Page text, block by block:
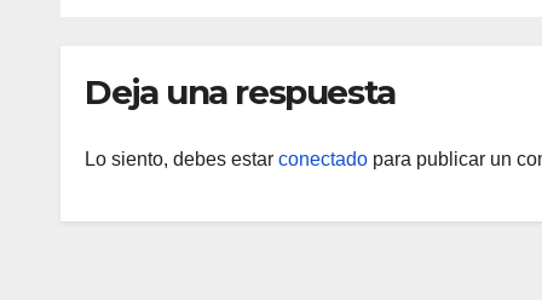
Deja una respuesta
Lo siento, debes estar conectado para publicar un